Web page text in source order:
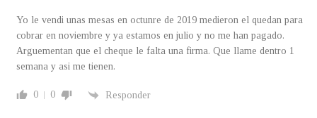
Yo le vendi unas mesas en octunre de 2019 medieron el quedan para
cobrar en noviembre y ya estamos en julio y no me han pagado.
Arguementan que el cheque le falta una firma. Que llame dentro 1
semana y asi me tienen.
0 0 Responder